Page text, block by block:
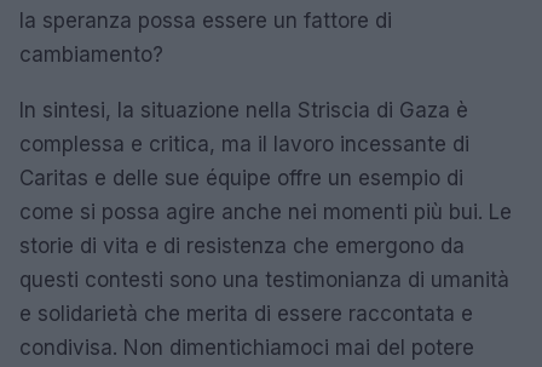
la speranza possa essere un fattore di
cambiamento?
In sintesi, la situazione nella Striscia di Gaza è
complessa e critica, ma il lavoro incessante di
Caritas e delle sue équipe offre un esempio di
come si possa agire anche nei momenti più bui. Le
storie di vita e di resistenza che emergono da
questi contesti sono una testimonianza di umanità
e solidarietà che merita di essere raccontata e
condivisa. Non dimentichiamoci mai del potere